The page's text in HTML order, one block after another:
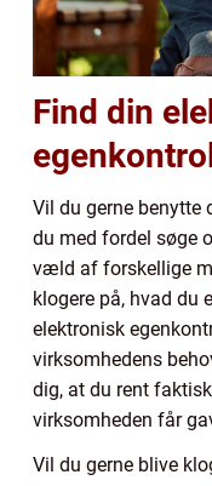
Find din
Vil du gerne benytte
du med fordel søge
væld af forskellige
klogere på, hvad du
elektronisk
virksomhedens
dig, at du rent
virksomheden får
Vil du gerne blive